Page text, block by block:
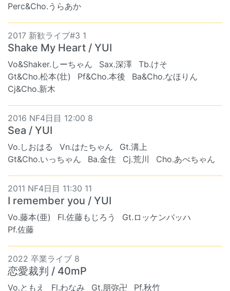
Perc&Cho.うらあか
2017 新歓ライブ#3 1
Shake My Heart / YUI
Vo&Shaker.しーちゃん Sax.深澤
Tb.けそ
Gt&Cho.松本(壮)
Pf&Cho.本後
Ba&Cho.なほりん
Cj&Cho.新木
2016 NF4日目 12:00 8
Sea / YUI
Vo.しおはる Vn.はたちゃん
Gt.溝上
Gt&Cho.いっちゃん
Ba.金住 Cj.荒川 Cho.あべちゃん
2011 NF4日目 11:30 11
I remember you / YUI
Vo.藤本(亜) Fl.佐藤もじろう
Gt.ロッケンバッハ
Pf.佐藤
2022 卒業ライブ 8
恋愛裁判 / 40mP
Vo.ともえ Fl.わなみ Gt.朋弥卍 Pf.秋竹